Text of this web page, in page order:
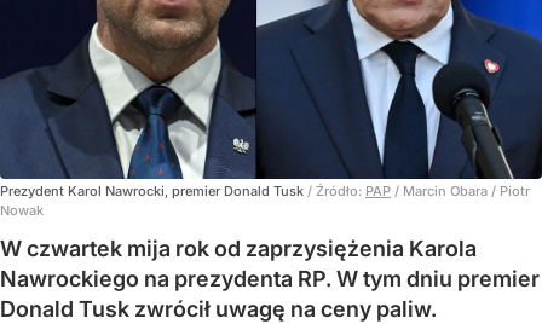
Prezydent Karol Nawrocki, premier Donald Tusk / Źródło: PAP / Marcin Obara / Piotr
Nowak
W czwartek mija rok od zaprzysiężenia Karola
Nawrockiego na prezydenta RP. W tym dniu premier
Donald Tusk zwrócił uwagę na ceny paliw.